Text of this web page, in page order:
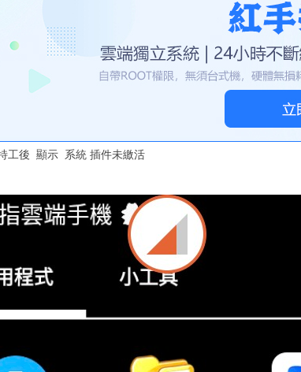
工後 顯示 系統 插件未繳活